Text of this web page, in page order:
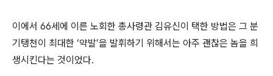
이에서 66세에 이른 노회한 총사령관 김유신이 택한 방법은 그 분
기탱천이 최대한 ‘약발’을 발휘하기 위해서는 아주 괜찮은 놈을 희
생시킨다는 것이었다.